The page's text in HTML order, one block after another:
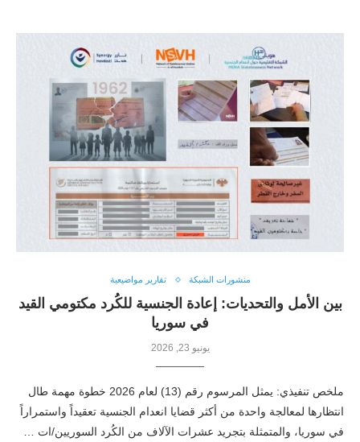
منشورات الشبكة تقارير مواضيعية
بين الأمل والتحديات: إعادة الجنسية للكُرد مكتومي القيد
في سوريا
يونيو 23, 2026
ملخص تنفيذي: يمثل المرسوم رقم (13) لعام 2026 خطوة مهمة طال
انتظارها لمعالجة واحدة من أكثر قضايا انعدام الجنسية تعقيداً واستمراراً
في سوريا، والمتمثلة بتجريد عشرات الآلاف من الكُرد السوريين/ات …